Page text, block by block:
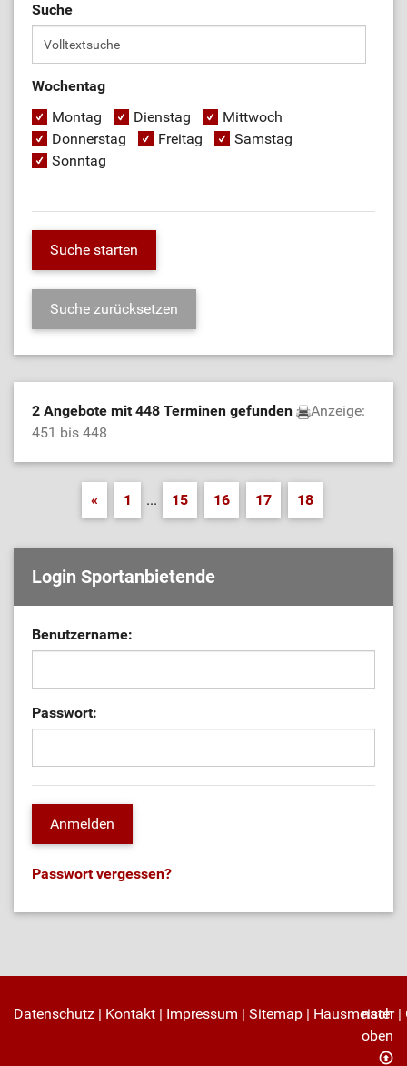
Suche
Wochentag
Montag
Dienstag
Mittwoch
Donnerstag
Freitag
Samstag
Sonntag
2 Angebote mit 448 Terminen gefunden
Anzeige:
451 bis 448
« 1 ... 15 16 17 18
Login Sportanbietende
Benutzername:
Passwort:
Passwort vergessen?
Datenschutz | Kontakt | Impressum | Sitemap | Hausmeister|
nach
oben